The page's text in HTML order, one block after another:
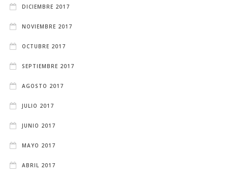
DICIEMBRE 2017
NOVIEMBRE 2017
OCTUBRE 2017
SEPTIEMBRE 2017
AGOSTO 2017
JULIO 2017
JUNIO 2017
MAYO 2017
ABRIL 2017